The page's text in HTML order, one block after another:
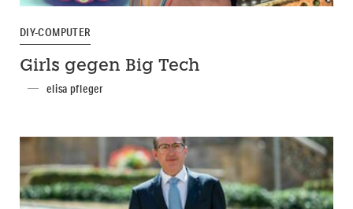
DIY-COMPUTER
Girls gegen Big Tech
elisa pfleger